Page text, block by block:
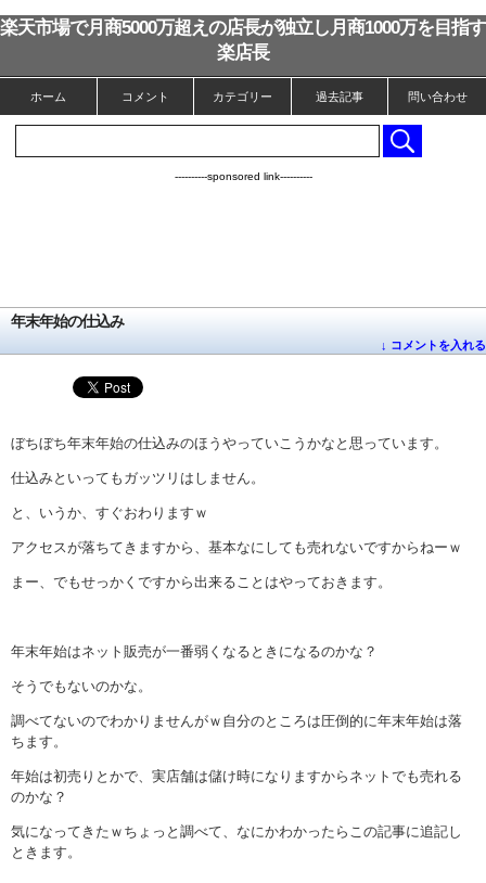
楽天市場で月商5000万超えの店長が独立し月商1000万を目指す
楽店長
ホーム コメント カテゴリー 過去記事 問い合わせ
----------sponsored link----------
年末年始の仕込み
↓ コメントを入れる
ぼちぼち年末年始の仕込みのほうやっていこうかなと思っています。
仕込みといってもガッツリはしません。
と、いうか、すぐおわりますｗ
アクセスが落ちてきますから、基本なにしても売れないですからねーｗ
まー、でもせっかくですから出来ることはやっておきます。
年末年始はネット販売が一番弱くなるときになるのかな？
そうでもないのかな。
調べてないのでわかりませんがｗ自分のところは圧倒的に年末年始は落
ちます。
年始は初売りとかで、実店舗は儲け時になりますからネットでも売れる
のかな？
気になってきたｗちょっと調べて、なにかわかったらこの記事に追記し
ときます。